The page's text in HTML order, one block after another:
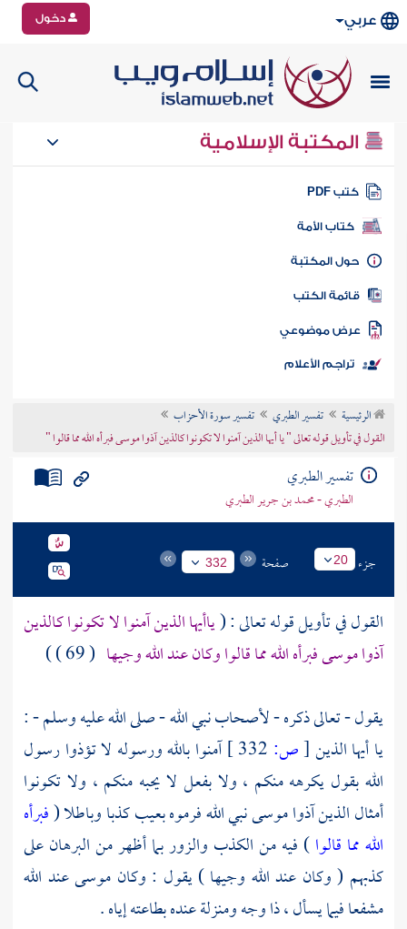
عربي دخول
المكتبة الإسلامية
كتب PDF
كتاب الأمة
المكتبة
الكتب
موضوعي
تراجم الأعلام
الرئيسية تفسير الطبري
تفسير سورة الأحزاب
القول في تأويل قوله تعالى " يا أيها الذين آمنوا لا تكونوا كالذين آذوا موسى فبرأه الله مما قالوا "
تفسير الطبري
الطبري - محمد بن جرير الطبري
جزء 20 صفحة 332
القول في تأويل قوله تعالى : (ياأيها الذين آمنوا لا تكونوا كالذين
آذوا موسى فبرأه الله مما قالوا وكان عند الله وجيها ( 69 ) )
يقول - تعالى ذكره - لأصحاب نبي الله - صلى الله عليه وسلم - :
يا أيها الذين[ص:
آمنوا بالله ورسوله لا تؤذوا رسول
الله بقول يكرهه منكم ، ولا بفعل لا يحبه منكم ، ولا تكونوا
أمثال الذين آذواموسىنبي الله فرموه بعيب كذبا وباطلا (فبرأه
الله مما قالوا) فيه من الكذب والزور بما أظهر من البرهان على
كذبهم ( وكان عند الله وجيها ) يقول : وكان موسىعند الله
مشفعا فيما يسأل ، ذا وجه ومنزلة عنده بطاعته إياه .